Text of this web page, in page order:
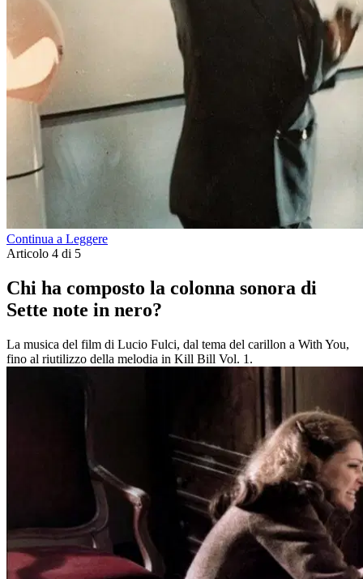
Continua a Leggere
Articolo 4 di 5
Chi ha composto la colonna sonora di
Sette note in nero?
La musica del film di Lucio Fulci, dal tema del carillon a With You,
fino al riutilizzo della melodia in Kill Bill Vol. 1.